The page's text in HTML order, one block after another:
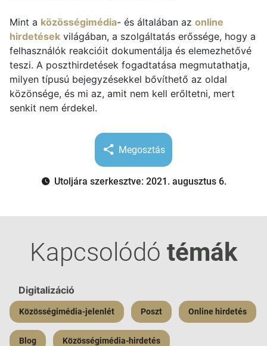
Mint a közösségimédia- és általában az online
hirdetések világában, a szolgáltatás erőssége, hogy a
felhasználók reakcióit dokumentálja és elemezhetővé
teszi. A poszthirdetések fogadtatása megmutathatja,
milyen típusú bejegyzésekkel bővíthető az oldal
közönsége, és mi az, amit nem kell erőltetni, mert
senkit nem érdekel.
Megosztás
Utoljára szerkesztve: 2021. augusztus 6.
Kapcsolódó témák
Digitalizáció
Közösségimédia-jelenlét Poszt Online hirdetés
Blog Közösségimédia-hirdetés